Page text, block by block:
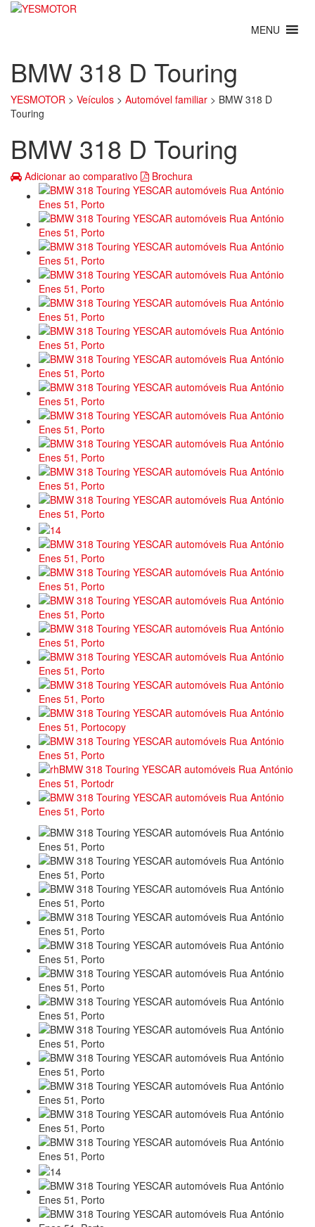
BMW 318 D Touring
YESMOTOR > Veículos > Automóvel familiar > BMW 318 D
Touring
BMW 318 D Touring
Adicionar ao comparativo Brochura